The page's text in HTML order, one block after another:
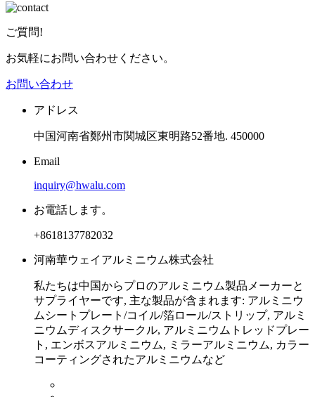
ご質問!
お気軽にお問い合わせください。
お問い合わせ
アドレス
中国河南省鄭州市関城区東明路52番地. 450000
Email
inquiry@hwalu.com
お電話します。
+8618137782032
河南華ウェイアルミニウム株式会社
私たちは中国からプロのアルミニウム製品メーカーと
サプライヤーです, 主な製品が含まれます: アルミニウ
ムシートプレート/コイル/箔ロール/ストリップ, アルミ
ニウムディスクサークル, アルミニウムトレッドプレー
ト, エンボスアルミニウム, ミラーアルミニウム, カラー
コーティングされたアルミニウムなど